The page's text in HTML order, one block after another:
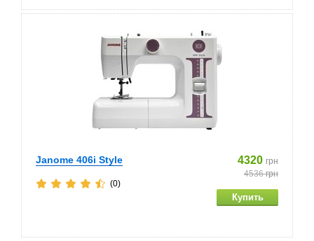
Janome 406i Style 4320 грн
4536грн
(0)